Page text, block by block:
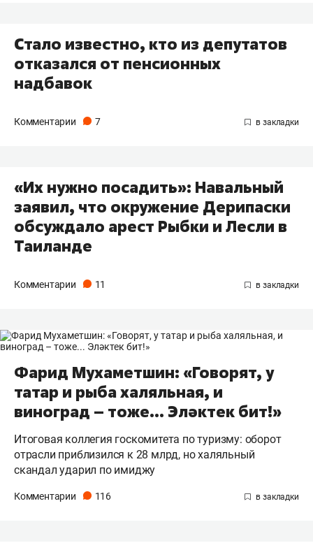
Стало известно, кто из депутатов
отказался от пенсионных
надбавок
Комментарии 7
«Их нужно посадить»: Навальный
заявил, что окружение Дерипаски
обсуждало арест Рыбки и Лесли в
Таиланде
Комментарии 11
Фарид Мухаметшин: «Говорят, у
татар и рыба халяльная, и
виноград – тоже... Эләктек бит!»
Итоговая коллегия госкомитета по туризму: оборот
отрасли приблизился к 28 млрд, но халяльный
скандал ударил по имиджу
Комментарии 116